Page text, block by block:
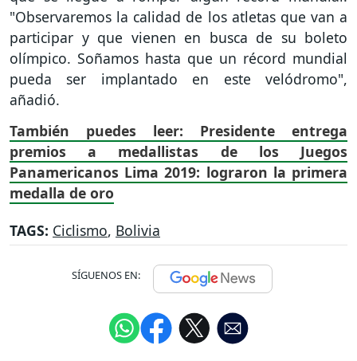
"Observaremos la calidad de los atletas que van a
participar y que vienen en busca de su boleto
olímpico. Soñamos hasta que un récord mundial
pueda ser implantado en este velódromo",
añadió.
También puedes leer: Presidente entrega
premios a medallistas de los Juegos
Panamericanos Lima 2019: lograron la primera
medalla de oro
TAGS: Ciclismo, Bolivia
SÍGUENOS EN: